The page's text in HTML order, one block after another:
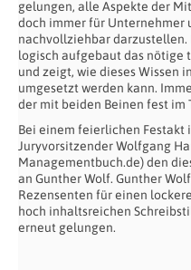
gelungen, alle Aspekte der
doch immer für Unternehmer
nachvollziehbar
logisch aufgebaut das nötige
und zeigt, wie dieses Wissen
umgesetzt werden kann.
der mit beiden Beinen fest im
Bei einem feierlichen Festakt
Juryvorsitzender Wolfgang
Managementbuch.de) den
an Gunther Wolf. Gunther
Rezensenten für einen
hoch inhaltsreichen
erneut gelungen.